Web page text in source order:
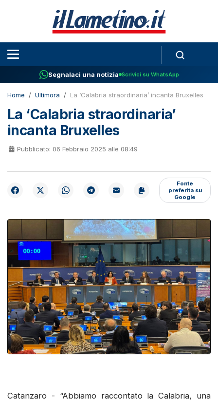
Segnalaci una notizia Scrivici su WhatsApp
Home Ultimora La ‘Calabria straordinaria’ incanta Bruxelles
La ‘Calabria straordinaria’
incanta Bruxelles
Pubblicato: 06 Febbraio 2025 alle 08:49
Fonte
preferita su
Google
Catanzaro - “Abbiamo raccontato la Calabria, una